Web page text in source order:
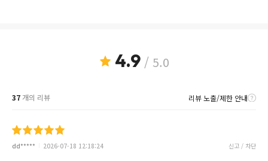
4.9/ 5.0
37개의 리뷰 리뷰 노출/제한 안내
dd***** 2026-07-18 12:18:24 신고 / 차단